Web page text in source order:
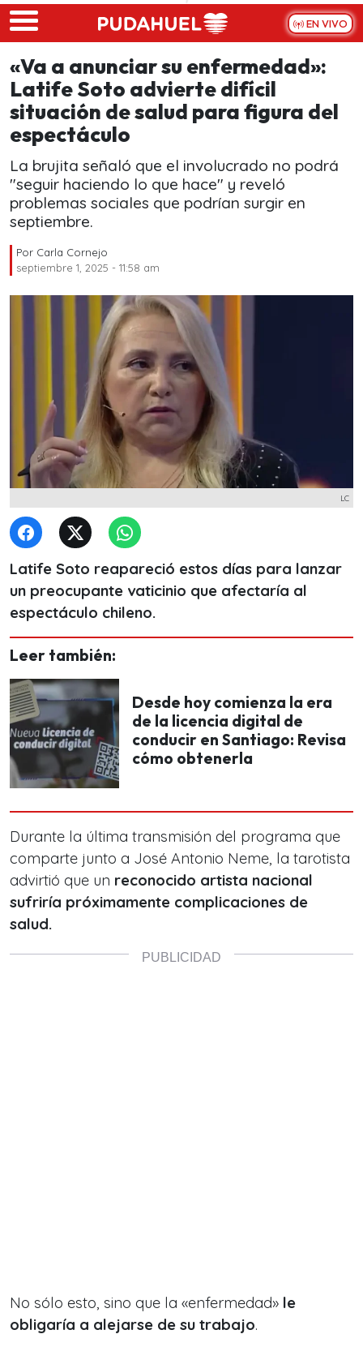
Skip to main content
EN VIVO
«Va a anunciar su enfermedad»:
Latife Soto advierte difícil
situación de salud para figura del
espectáculo
La brujita señaló que el involucrado no podrá
"seguir haciendo lo que hace" y reveló
problemas sociales que podrían surgir en
septiembre.
Por Carla Cornejo
septiembre 1, 2025 - 11:58 am
LC
Latife Soto reapareció estos días para lanzar
un preocupante vaticinio que afectaría al
espectáculo chileno.
Leer también:
Desde hoy comienza la era
de la licencia digital de
conducir en Santiago: Revisa
cómo obtenerla
Durante la última transmisión del programa que
comparte junto a José Antonio Neme, la tarotista
advirtió que un reconocido artista nacional
sufriría próximamente complicaciones de
salud.
No sólo esto, sino que la «enfermedad» le
obligaría a alejarse de su trabajo.